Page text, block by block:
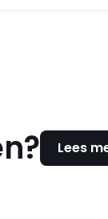
Lees